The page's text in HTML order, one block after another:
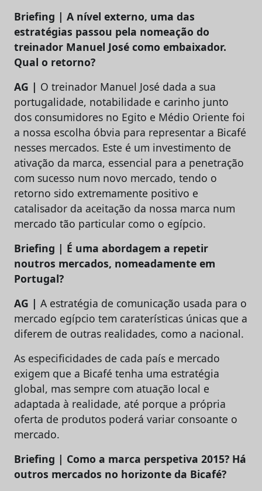
Briefing | A nível externo, uma das
estratégias passou pela nomeação do
treinador Manuel José como embaixador.
Qual o retorno?
AG | O treinador Manuel José dada a sua
portugalidade, notabilidade e carinho junto
dos consumidores no Egito e Médio Oriente foi
a nossa escolha óbvia para representar a Bicafé
nesses mercados. Este é um investimento de
ativação da marca, essencial para a penetração
com sucesso num novo mercado, tendo o
retorno sido extremamente positivo e
catalisador da aceitação da nossa marca num
mercado tão particular como o egípcio.
Briefing | É uma abordagem a repetir
noutros mercados, nomeadamente em
Portugal?
AG | A estratégia de comunicação usada para o
mercado egípcio tem caraterísticas únicas que a
diferem de outras realidades, como a nacional.
As especificidades de cada país e mercado
exigem que a Bicafé tenha uma estratégia
global, mas sempre com atuação local e
adaptada à realidade, até porque a própria
oferta de produtos poderá variar consoante o
mercado.
Briefing | Como a marca perspetiva 2015? Há
outros mercados no horizonte da Bicafé?